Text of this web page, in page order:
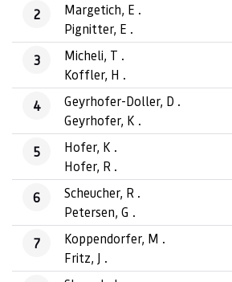
2
Margetich, E .
Pignitter, E .
3
Micheli, T .
Koffler, H .
4
Geyrhofer-Doller, D .
Geyrhofer, K .
5
Hofer, K .
Hofer, R .
6
Scheucher, R .
Petersen, G .
7
Koppendorfer, M .
Fritz, J .